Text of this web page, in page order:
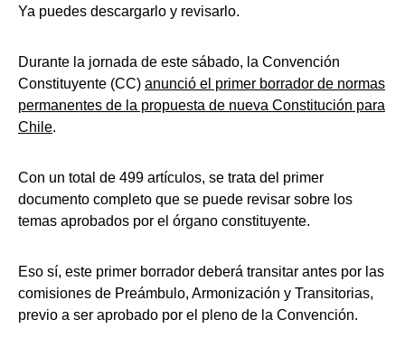
Ya puedes descargarlo y revisarlo.
Durante la jornada de este sábado, la Convención
Constituyente (CC) anunció el primer borrador de normas
permanentes de la propuesta de nueva Constitución para
Chile.
Con un total de 499 artículos, se trata del primer
documento completo que se puede revisar sobre los
temas aprobados por el órgano constituyente.
Eso sí, este primer borrador deberá transitar antes por las
comisiones de Preámbulo, Armonización y Transitorias,
previo a ser aprobado por el pleno de la Convención.